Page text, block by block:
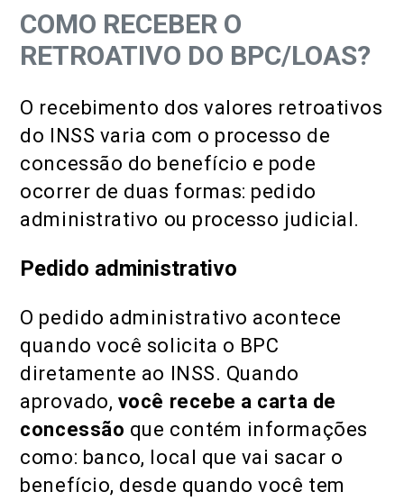
COMO RECEBER O
RETROATIVO DO BPC/LOAS?
O recebimento dos valores retroativos
do INSS varia com o processo de
concessão do benefício e pode
ocorrer de duas formas: pedido
administrativo ou processo judicial.
Pedido administrativo
O pedido administrativo acontece
quando você solicita o BPC
diretamente ao INSS. Quando
aprovado, você recebe a carta de
concessão que contém informações
como: banco, local que vai sacar o
benefício, desde quando você tem